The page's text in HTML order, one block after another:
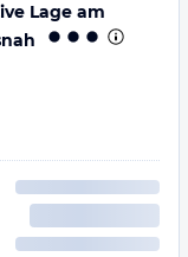
Lage am